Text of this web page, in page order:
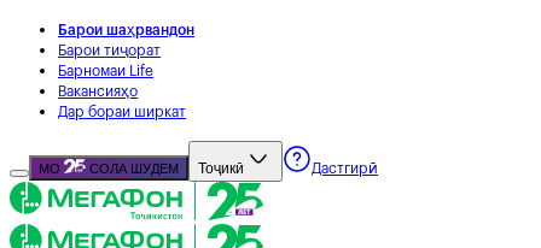
Барои шаҳрвандон
Барои тиҷорат
Барномаи Life
Вакансияҳо
Дар бораи ширкат
МО СОЛА ШУДЕМ Тоҷикӣ Дастгирӣ